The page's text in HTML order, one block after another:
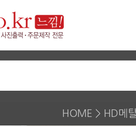
HOME > HD메